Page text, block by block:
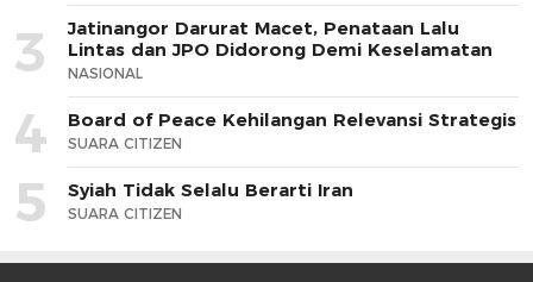
3
Jatinangor Darurat Macet, Penataan Lalu
Lintas dan JPO Didorong Demi Keselamatan
NASIONAL
4 Board of Peace Kehilangan Relevansi Strategis
SUARA CITIZEN
5 Syiah Tidak Selalu Berarti Iran
SUARA CITIZEN